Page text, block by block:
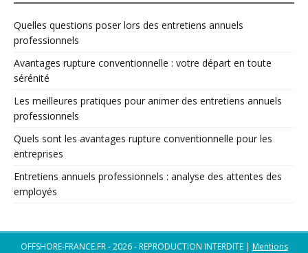
Quelles questions poser lors des entretiens annuels
professionnels
Avantages rupture conventionnelle : votre départ en toute
sérénité
Les meilleures pratiques pour animer des entretiens annuels
professionnels
Quels sont les avantages rupture conventionnelle pour les
entreprises
Entretiens annuels professionnels : analyse des attentes des
employés
OFFSHORE-FRANCE.FR - 2026 - REPRODUCTION INTERDITE | Mentions